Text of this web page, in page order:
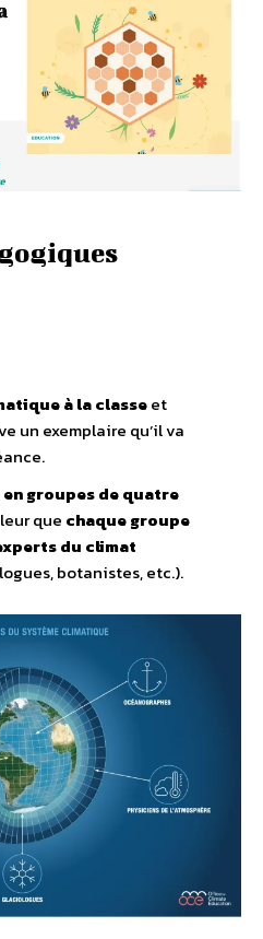
à la classeet
un exemplaire qu’il va
groupes de quatre
que chaque groupe
du climat
botanistes, etc.).